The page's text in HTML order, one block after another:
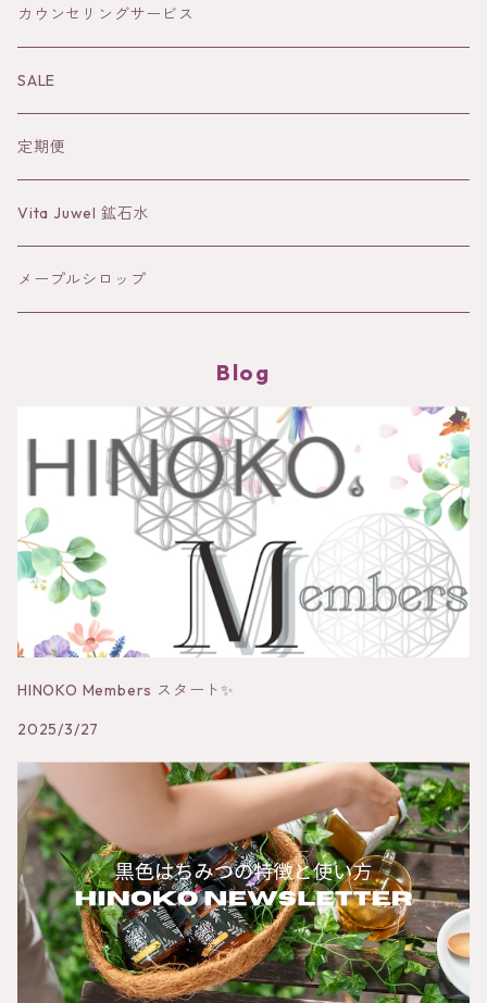
風
水
オイル
Sun&Earth 日焼けどめ
蒸留水
バーム
クレイ
カウンセリングサービス
SALE
定期便
Vita Juwel 鉱石水
メープルシロップ
Blog
HINOKO Members スタート✨
2025/3/27